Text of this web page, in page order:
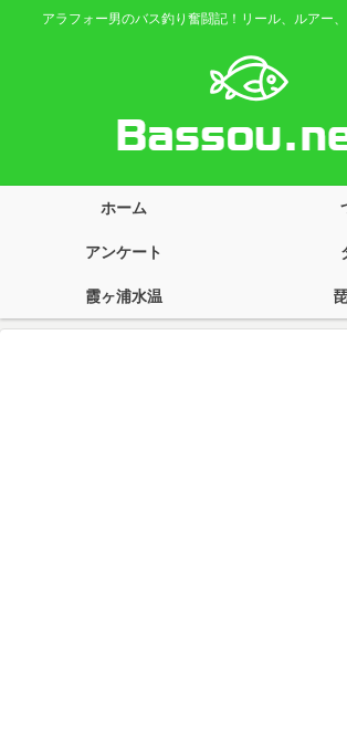
アラフォー男のバス釣り奮闘記！リール、ルアー
ホーム
アンケート
霞ヶ浦水温